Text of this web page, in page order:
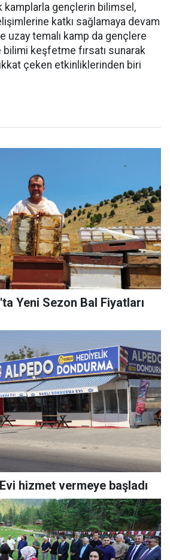
kamplarla gençlerin bilimsel,
katkı sağlamaya devam
uzay temalı kamp da gençlere
bilimi keşfetme fırsatı sunarak
çeken etkinliklerinden biri
Yeni Sezon Bal Fiyatları
hizmet vermeye başladı